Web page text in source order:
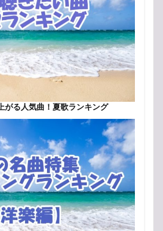
がる人気曲！夏歌ランキング